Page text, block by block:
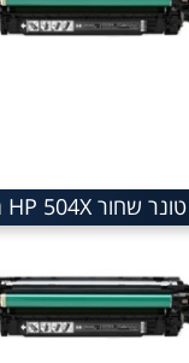
טונר שחור HP 504X מק"ט 504X Black laserJet Toner Cartridge HP CE250X